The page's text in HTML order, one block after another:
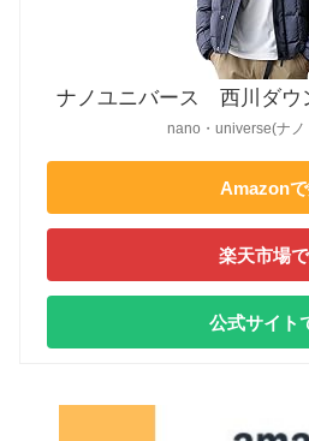
ナノユニバース 西川ダウ
nano・universe(ナノ
Amazon
楽天市場
公式サイト